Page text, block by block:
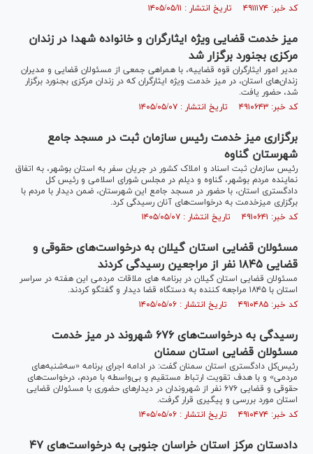
کد خبر: ۴۹۱۱۱۷۴ تاریخ انتشار : ۱۴۰۵/۰۵/۱۱
میز خدمت قضایی ویژه ایثارگران و خانواده شهدا در زندان
مرکزی بجنورد برگزار شد
مدیر امور ایثارگران قوه قضاییه، با همراهی جمعی از مسئولان قضایی و مدیران
زندان‌های استان، در میز خدمت ویژه ایثارگران که در زندان مرکزی بجنورد برگزار
شد، حضور یافت.
کد خبر: ۴۹۱۰۶۴۳ تاریخ انتشار : ۱۴۰۵/۰۵/۰۷
برگزاری میز خدمت رئیس سازمان ثبت در مسجد جامع
شهرستان گناوه
رئیس سازمان ثبت اسناد و املاک کشور در جریان سفر به استان بوشهر، به اتفاق
نماینده مردم بوشهر، گناوه و دیلم در مجلس شورای اسلامی و رئیس کل
دادگستری استان، با حضور در مسجد جامع این شهرستان، ضمن دیدار با مردم با
برگزاری میزخدمت به درخواست‌های آنان رسیدگی کرد.
کد خبر: ۴۹۱۰۶۴۱ تاریخ انتشار : ۱۴۰۵/۰۵/۰۷
مسئولان قضایی استان گیلان به درخواست‌های حقوقی و
قضایی ۱۸۴۵ نفر از مراجعین رسیدگی کردند
مسئولان قضایی استان گیلان در برنامه های ملاقات مردمی این هفته در سراسر
استان با ۱۸۴۵ مراجعه کننده به دستگاه قضا دیدار و گفتگو کردند.
کد خبر: ۴۹۱۰۴۸۵ تاریخ انتشار : ۱۴۰۵/۰۵/۰۶
رسیدگی به درخواست‌های ۶۷۶ شهروند در میز خدمت
مسئولان قضایی استان سمنان
رئیس‌کل دادگستری استان سمنان گفت: در ادامه اجرای برنامه «سه‌شنبه‌های
مردمی» و با هدف تقویت ارتباط مستقیم و بی‌واسطه با مردم، درخواست‌های
حقوقی و قضایی ۶۷۶ نفر از شهروندان در دیدار‌های حضوری با مسئولان قضایی
استان مورد بررسی و پیگیری قرار گرفت.
کد خبر: ۴۹۱۰۴۷۴ تاریخ انتشار : ۱۴۰۵/۰۵/۰۶
دادستان مرکز استان خراسان جنوبی به درخواست‌های ۴۷